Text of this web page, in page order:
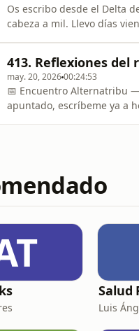
Os escribo desde el Delta
cabeza a mil. Llevo días
no tenías p
413. Reflexiones
may. 20, 202600:24:53
📅 Encuentro Alternatribu
apuntado, escríbeme ya a
esperan Íñigo, visitas a
Salud
Luis